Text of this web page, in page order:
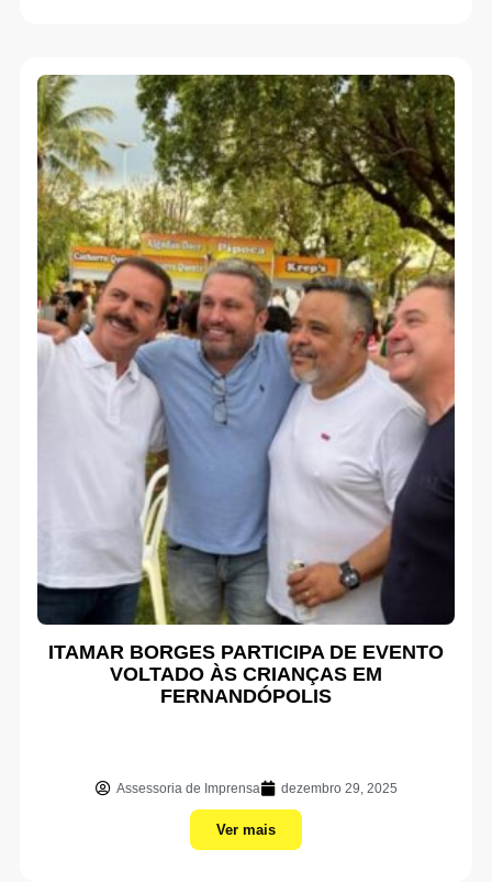
ITAMAR BORGES PARTICIPA DE EVENTO
VOLTADO ÀS CRIANÇAS EM
FERNANDÓPOLIS
Assessoria de Imprensa dezembro 29, 2025
Ver mais